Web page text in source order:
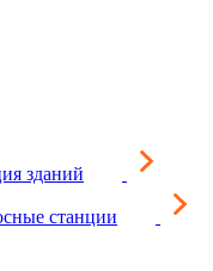
зданий
станции